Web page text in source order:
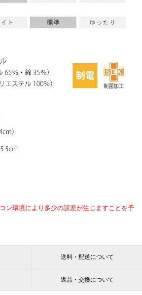
ン環境により多少の誤差が生じますことを予
送料・配送について
返品・交換について